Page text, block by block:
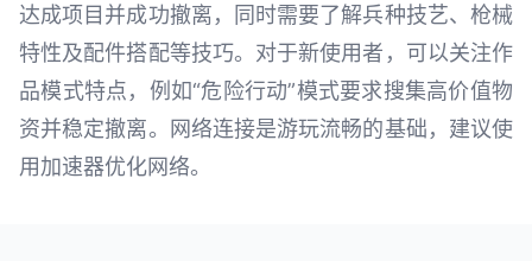
达成项目并成功撤离，同时需要了解兵种技艺、枪械
特性及配件搭配等技巧。对于新使用者，可以关注作
品模式特点，例如“危险行动”模式要求搜集高价值物
资并稳定撤离。网络连接是游玩流畅的基础，建议使
用加速器优化网络。